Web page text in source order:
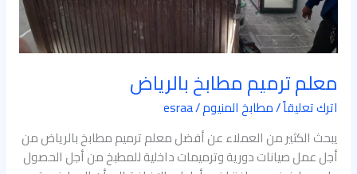
معلم ترميم مطابخ بالرياض
اترك تعليقاً/مطابخ المنيوم/
esraa
يبحث الكثير من العملاء عن أفضل معلم ترميم مطابخ بالرياض من
أجل عمل صيانات دورية وترميمات داخلية للمطبخ من أجل الحصول